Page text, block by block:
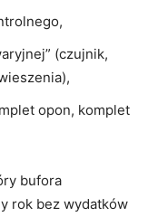
(czujnik,
opon, komplet
bufora
rok bez wydatków